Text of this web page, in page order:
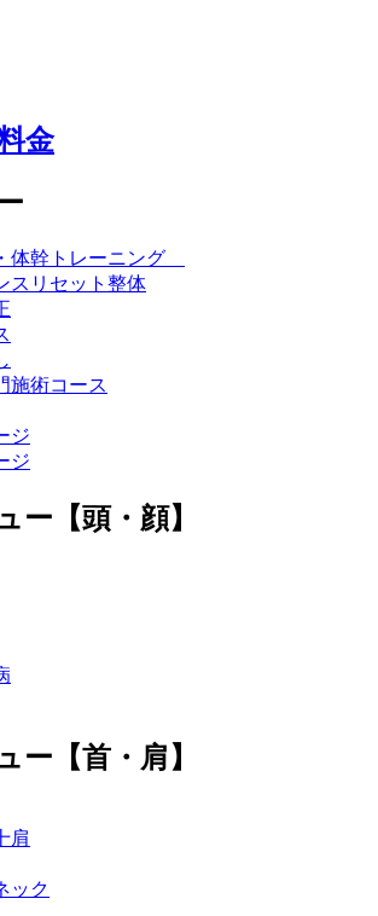
金
体幹トレーニング
スリセット整体
施術コース
ジ
ジ
ー【頭・顔】
ー【首・肩】
肩
ック